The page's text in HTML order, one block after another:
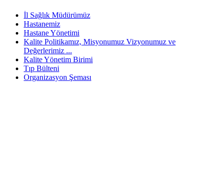
İl Sağlık Müdürümüz
Hastanemiz
Hastane Yönetimi
Kalite Politikamız, Misyonumuz Vizyonumuz ve
Değerlerimiz ...
Kalite Yönetim Birimi
Tıp Bülteni
Organizasyon Şeması